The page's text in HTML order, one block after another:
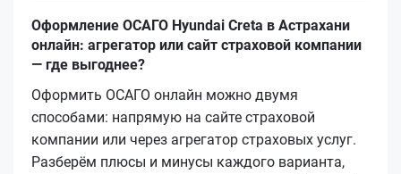
Оформление ОСАГО Hyundai Creta в Астрахани
онлайн: агрегатор или сайт страховой компании
— где выгоднее?
Оформить ОСАГО онлайн можно двумя
способами: напрямую на сайте страховой
компании или через агрегатор страховых услуг.
Разберём плюсы и минусы каждого варианта,